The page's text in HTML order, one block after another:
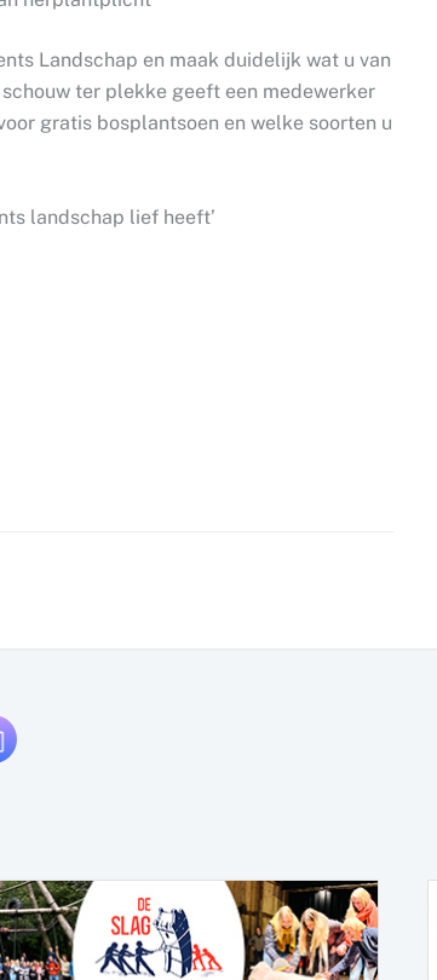
Landschap en maak duidelijk wat u van
ter plekke geeft een medewerker
gratis bosplantsoen en welke soorten u
landschap lief heeft’